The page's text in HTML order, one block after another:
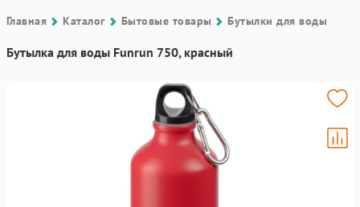
Главная Каталог Бытовые товары Бутылки для воды
Бутылка для воды Funrun 750, красный